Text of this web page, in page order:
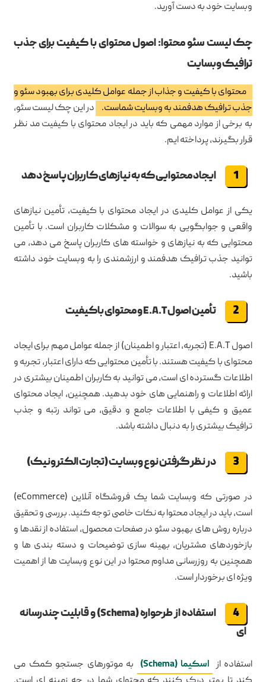
وبسایت خود به دست آورید.
چک لیست سئو محتوا: اصول محتوای با کیفیت برای جذب
ترافیک وبسایت
محتوای با کیفیت و جذاب از جمله عوامل کلیدی برای بهبود سئو و
جذب ترافیک هدفمند به وبسایت شماست.
در این چک لیست سئو،
به برخی از موارد مهمی که باید در ایجاد محتوای با کیفیت مد نظر
قرار بگیرند، پرداخته ایم.
ایجاد محتوایی که به نیازهای کاربران پاسخ دهد
یکی از عوامل کلیدی در ایجاد محتوای با کیفیت، تأمین نیازهای
واقعی و جوابگویی به سوالات و مشکلات کاربران است. با تأمین
محتوایی که به نیازهای و خواسته های کاربران پاسخ می دهد، می
توانید جذب ترافیک هدفمند و ارزشمندی را به وبسایت خود داشته
باشید.
تأمین اصول E.A.T و محتوای باکیفیت
اصول E.A.T (تجربه، اعتبار و اطمینان) از جمله عوامل مهم برای ایجاد
محتوای با کیفیت هستند. با تأمین محتوایی که دارای اعتبار، تجربه و
اطلاعات گسترده ای است، می توانید به کاربران اطمینان بیشتری در
ارائه اطلاعات و راهنمایی های خود بدهید. همچنین، ایجاد محتوای
عمیق و کیفی با اطلاعات جامع و دقیق، می تواند رتبه و جذب
ترافیک بیشتری را به دنبال داشته باشد.
در نظر گرفتن نوع وبسایت (تجارت الکترونیک)
در صورتی که وبسایت شما یک فروشگاه آنلاین (eCommerce)
است، باید در ایجاد محتوا به نکات خاصی توجه کنید. بررسی و تحقیق
درباره روش های بهبود سئو در صفحات محصول، استفاده از نقدها و
بازخوردهای مشتریان، بهینه سازی توضیحات و دسته بندی ها و
همچنین به روزرسانی مداوم محتوا در این نوع وبسایت ها از اهمیت
ویژه ای برخوردار است.
استفاده از طرحواره (Schema) و قابلیت چندرسانه
ای
استفاده از اسکیما (Schema)
به موتورهای جستجو کمک می